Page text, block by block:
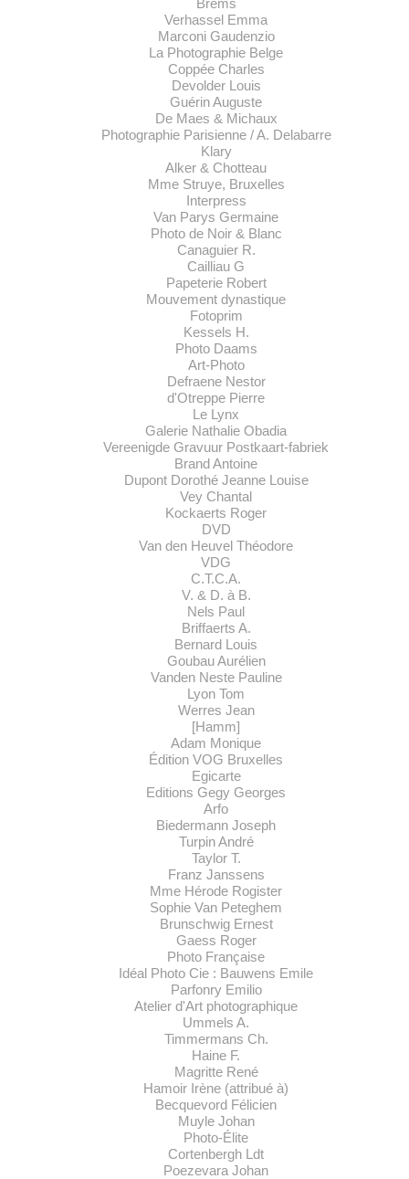
Brems
Verhassel Emma
Marconi Gaudenzio
La Photographie Belge
Coppée Charles
Devolder Louis
Guérin Auguste
De Maes & Michaux
Photographie Parisienne / A. Delabarre
Klary
Alker & Chotteau
Mme Struye, Bruxelles
Interpress
Van Parys Germaine
Photo de Noir & Blanc
Canaguier R.
Cailliau G
Papeterie Robert
Mouvement dynastique
Fotoprim
Kessels H.
Photo Daams
Art-Photo
Defraene Nestor
d'Otreppe Pierre
Le Lynx
Galerie Nathalie Obadia
Vereenigde Gravuur Postkaart-fabriek
Brand Antoine
Dupont Dorothé Jeanne Louise
Vey Chantal
Kockaerts Roger
DVD
Van den Heuvel Théodore
VDG
C.T.C.A.
V. & D. à B.
Nels Paul
Briffaerts A.
Bernard Louis
Goubau Aurélien
Vanden Neste Pauline
Lyon Tom
Werres Jean
[Hamm]
Adam Monique
Édition VOG Bruxelles
Egicarte
Editions Gegy Georges
Arfo
Biedermann Joseph
Turpin André
Taylor T.
Franz Janssens
Mme Hérode Rogister
Sophie Van Peteghem
Brunschwig Ernest
Gaess Roger
Photo Française
Idéal Photo Cie : Bauwens Emile
Parfonry Emilio
Atelier d'Art photographique
Ummels A.
Timmermans Ch.
Haine F.
Magritte René
Hamoir Irène (attribué à)
Becquevord Félicien
Muyle Johan
Photo-Élite
Cortenbergh Ldt
Poezevara Johan